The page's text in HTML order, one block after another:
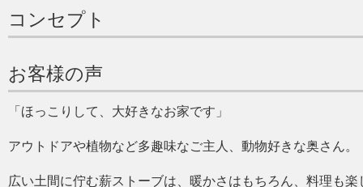
コンセプト
お客様の声
ほっこりして、大好きなお家です
アウトドアや植物など多趣味なご主人、動物好きな奥さん。
広い土間に佇む薪ストーブは、暖かさはもちろん、料理も